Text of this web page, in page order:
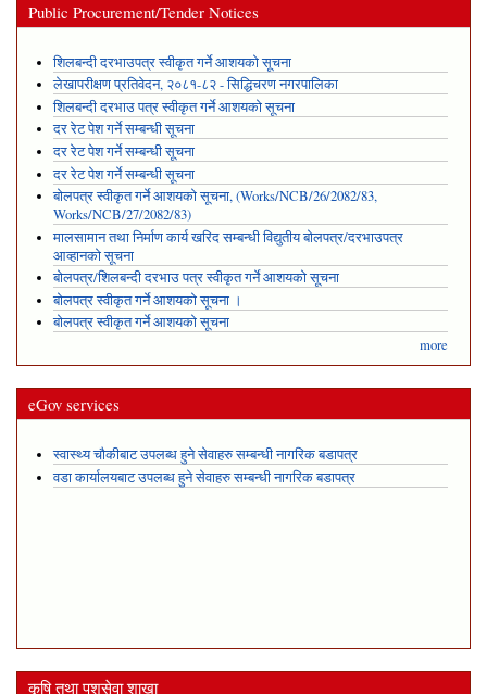
Public Procurement/Tender Notices
शिलबन्दी दरभाउपत्र स्वीकृत गर्ने आशयको सूचना
लेखापरीक्षण प्रतिवेदन, २०८१-८२ - सिद्धिचरण नगरपालिका
शिलबन्दी दरभाउ पत्र स्वीकृत गर्ने आशयको सूचना
दर रेट पेश गर्ने सम्बन्धी सूचना
दर रेट पेश गर्ने सम्बन्धी सूचना
दर रेट पेश गर्ने सम्बन्धी सूचना
बोलपत्र स्वीकृत गर्ने आशयको सूचना, (Works/NCB/26/2082/83,
Works/NCB/27/2082/83)
मालसामान तथा निर्माण कार्य खरिद सम्बन्धी विद्युतीय बोलपत्र/दरभाउपत्र
आव्हानको सूचना
बोलपत्र/शिलबन्दी दरभाउ पत्र स्वीकृत गर्ने आशयको सूचना
बोलपत्र स्वीकृत गर्ने आशयको सूचना ।
बोलपत्र स्वीकृत गर्ने आशयको सूचना
more
eGov services
स्वास्थ्य चौकीबाट उपलब्ध हुने सेवाहरु सम्बन्धी नागरिक बडापत्र
वडा कार्यालयबाट उपलब्ध हुने सेवाहरु सम्बन्धी नागरिक बडापत्र
कृषि तथा पशुसेवा शाखा